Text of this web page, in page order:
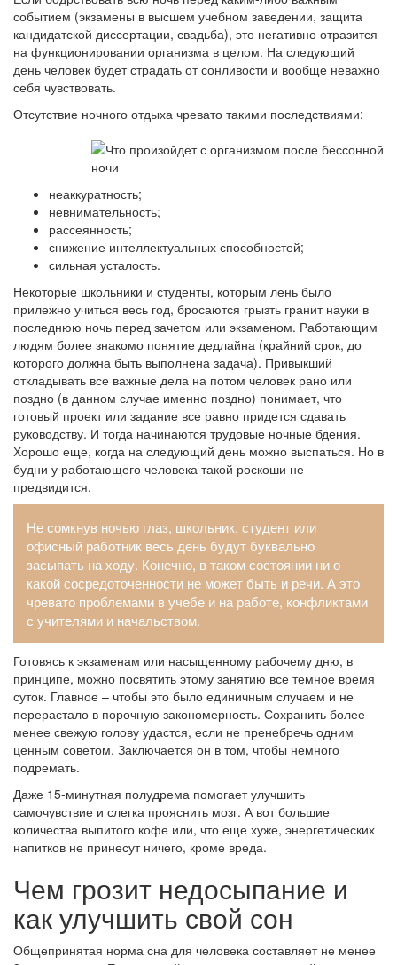
событием (экзамены в высшем учебном заведении, защита
кандидатской диссертации, свадьба), это негативно отразится
на функционировании организма в целом. На следующий
день человек будет страдать от сонливости и вообще неважно
себя чувствовать.
Отсутствие ночного отдыха чревато такими последствиями:
неаккуратность;
невнимательность;
рассеянность;
снижение интеллектуальных способностей;
сильная усталость.
Некоторые школьники и студенты, которым лень было
прилежно учиться весь год, бросаются грызть гранит науки в
последнюю ночь перед зачетом или экзаменом. Работающим
людям более знакомо понятие дедлайна (крайний срок, до
которого должна быть выполнена задача). Привыкший
откладывать все важные дела на потом человек рано или
поздно (в данном случае именно поздно) понимает, что
готовый проект или задание все равно придется сдавать
руководству. И тогда начинаются трудовые ночные бдения.
Хорошо еще, когда на следующий день можно выспаться. Но в
будни у работающего человека такой роскоши не
предвидится.
Не сомкнув ночью глаз, школьник, студент или
офисный работник весь день будут буквально
засыпать на ходу. Конечно, в таком состоянии ни о
какой сосредоточенности не может быть и речи. А это
чревато проблемами в учебе и на работе, конфликтами
с учителями и начальством.
Готовясь к экзаменам или насыщенному рабочему дню, в
принципе, можно посвятить этому занятию все темное время
суток. Главное – чтобы это было единичным случаем и не
перерастало в порочную закономерность. Сохранить более-
менее свежую голову удастся, если не пренебречь одним
ценным советом. Заключается он в том, чтобы немного
подремать.
Даже 15-минутная полудрема помогает улучшить
самочувствие и слегка прояснить мозг. А вот большие
количества выпитого кофе или, что еще хуже, энергетических
напитков не принесут ничего, кроме вреда.
Чем грозит недосыпание и
как улучшить свой сон
Общепринятая норма сна для человека составляет не менее